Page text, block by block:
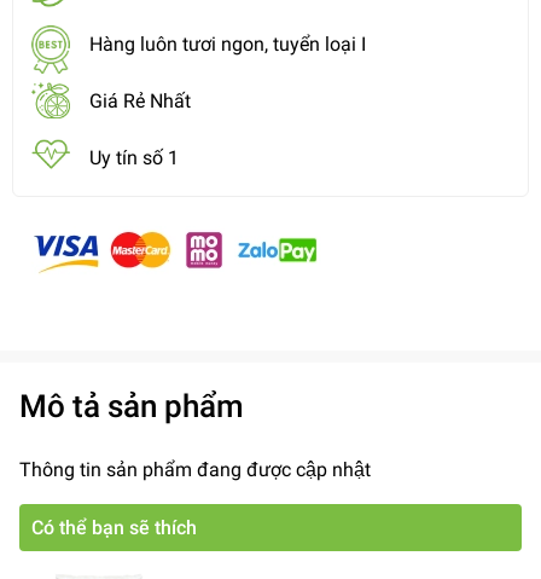
Hàng luôn tươi ngon, tuyển loại I
Giá Rẻ Nhất
Uy tín số 1
Mô tả sản phẩm
Thông tin sản phẩm đang được cập nhật
Có thể bạn sẽ thích